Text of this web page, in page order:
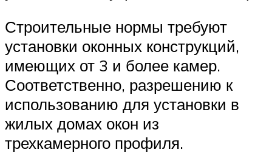
Строительные нормы требуют
установки оконных конструкций,
имеющих от 3 и более камер.
Соответственно, разрешению к
использованию для установки в
жилых домах окон из
трехкамерного профиля.